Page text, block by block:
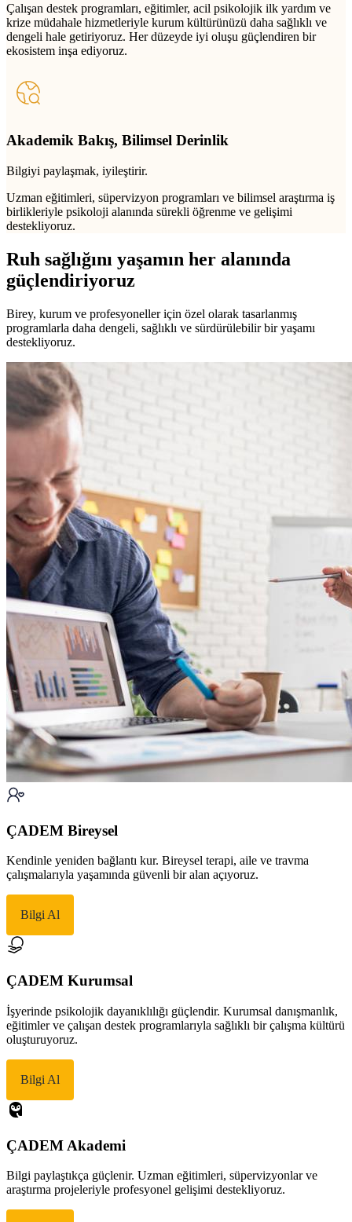
Çalışan destek programları, eğitimler, acil psikolojik ilk yardım ve
krize müdahale hizmetleriyle kurum kültürünüzü daha sağlıklı ve
dengeli hale getiriyoruz. Her düzeyde iyi oluşu güçlendiren bir
ekosistem inşa ediyoruz.
Akademik Bakış, Bilimsel Derinlik
Bilgiyi paylaşmak, iyileştirir.
Uzman eğitimleri, süpervizyon programları ve bilimsel araştırma iş
birlikleriyle psikoloji alanında sürekli öğrenme ve gelişimi
destekliyoruz.
Ruh sağlığını yaşamın her alanında
güçlendiriyoruz
Birey, kurum ve profesyoneller için özel olarak tasarlanmış
programlarla daha dengeli, sağlıklı ve sürdürülebilir bir yaşamı
destekliyoruz.
ÇADEM Bireysel
Kendinle yeniden bağlantı kur. Bireysel terapi, aile ve travma
çalışmalarıyla yaşamında güvenli bir alan açıyoruz.
Bilgi Al
ÇADEM Kurumsal
İşyerinde psikolojik dayanıklılığı güçlendir. Kurumsal danışmanlık,
eğitimler ve çalışan destek programlarıyla sağlıklı bir çalışma kültürü
oluşturuyoruz.
Bilgi Al
ÇADEM Akademi
Bilgi paylaştıkça güçlenir. Uzman eğitimleri, süpervizyonlar ve
araştırma projeleriyle profesyonel gelişimi destekliyoruz.